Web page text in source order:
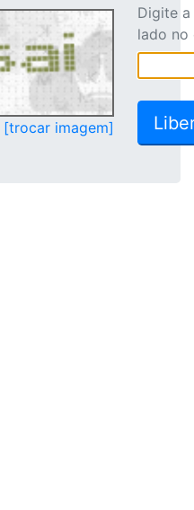
[trocar imagem]
Digite
lado no